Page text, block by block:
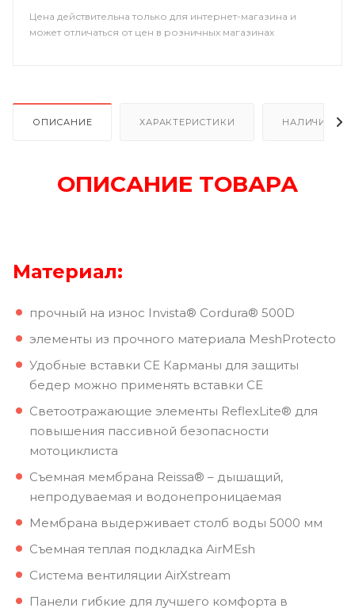
Цена действительна только для интернет-магазина и
может отличаться от цен в розничных магазинах
ОПИСАНИЕ ХАРАКТЕРИСТИКИ НАЛИЧИЕ В
ОПИСАНИЕ ТОВАРА
Материал:
прочный на износ Invista® Cordura® 500D
элементы из прочного материала MeshProtecto
Удобные вставки СЕ Карманы для защиты
бедер можно применять вставки CE
Светоотражающие элементы ReflexLite® для
повышения пассивной безопасности
мотоциклиста
Съемная мембрана Reissa® – дышащий,
непродуваемая и водонепроницаемая
Мембрана выдерживает столб воды 5000 мм
Съемная теплая подкладка AirMEsh
Система вентиляции AirXstream
Панели гибкие для лучшего комфорта в